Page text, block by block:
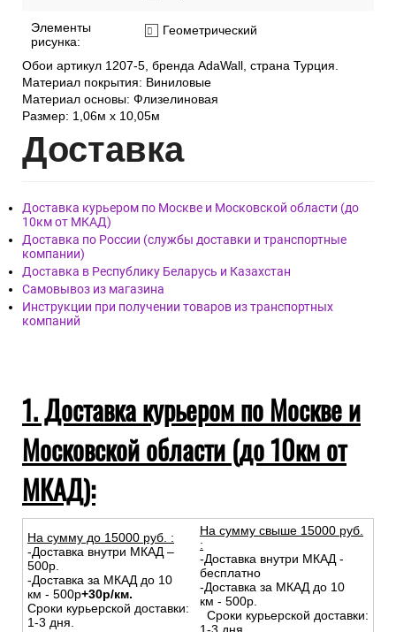
Элементы
рисунка:
Геометрический
Обои артикул 1207-5, бренда AdaWall, страна Турция.
Материал покрытия: Виниловые
Материал основы: Флизелиновая
Размер: 1,06м х 10,05м
Доставка
Доставка курьером по Москве и Московской области (до
10км от МКАД)
Доставка по России (службы доставки и транспортные
компании)
Доставка в Республику Беларусь и Казахстан
Самовывоз из магазина
Инструкции при получении товаров из транспортных
компаний
1. Доставка курьером по Москве и
Московской области (до 10км от
МКАД):
На сумму до 15000 руб. :
-Доставка внутри МКАД –
500р.
-Доставка за МКАД до 10
км - 500р+30р/км.
Сроки курьерской доставки:
1-3 дня.
На сумму свыше 15000 руб.
:
-Доставка внутри МКАД -
бесплатно
-Доставка за МКАД до 10
км - 500р.
Сроки курьерской доставки: